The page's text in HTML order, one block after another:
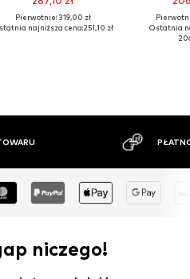
Pierwotnie: 319,00 zł
najniższa cena:251,10 zł
Ostatnia
niczego!